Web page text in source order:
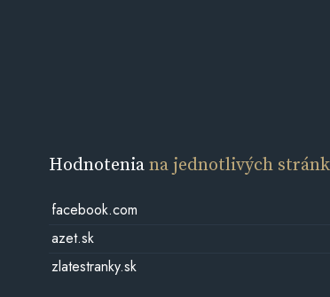
Hodnoteniana jednotlivých
facebook.com
azet.sk
zlatestranky.sk